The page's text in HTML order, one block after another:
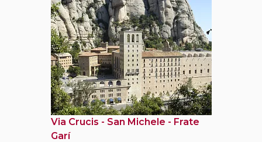
Via Crucis - San Michele - Frate
Garí